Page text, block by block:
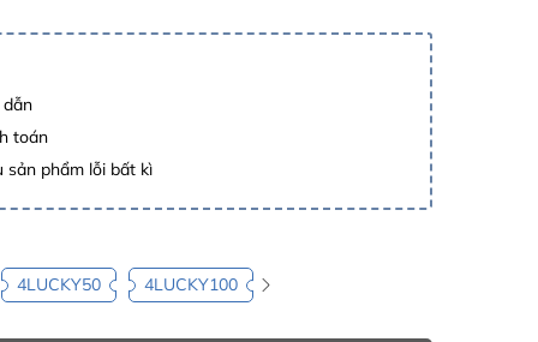
toán
phẩm lỗi bất kì
4LUCKY50 4LUCKY100